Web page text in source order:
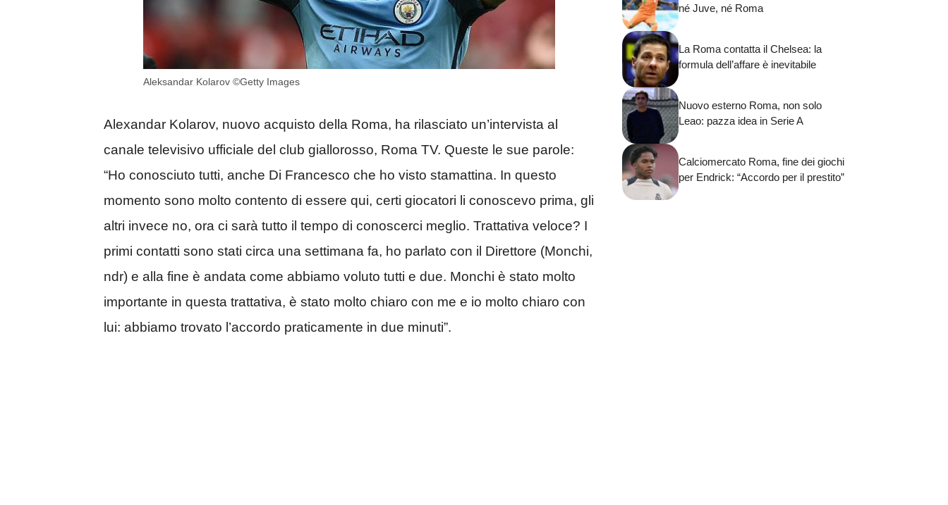
Aleksandar Kolarov ©Getty Images
Alexandar Kolarov, nuovo acquisto della Roma, ha rilasciato un’intervista al
canale televisivo ufficiale del club giallorosso, Roma TV. Queste le sue parole:
“Ho conosciuto tutti, anche Di Francesco che ho visto stamattina. In questo
momento sono molto contento di essere qui, certi giocatori li conoscevo prima, gli
altri invece no, ora ci sarà tutto il tempo di conoscerci meglio. Trattativa veloce? I
primi contatti sono stati circa una settimana fa, ho parlato con il Direttore (Monchi,
ndr) e alla fine è andata come abbiamo voluto tutti e due. Monchi è stato molto
importante in questa trattativa, è stato molto chiaro con me e io molto chiaro con
lui: abbiamo trovato l’accordo praticamente in due minuti”.
né Juve, né Roma
La Roma contatta il Chelsea: la
formula dell’affare è inevitabile
Nuovo esterno Roma, non solo
Leao: pazza idea in Serie A
Calciomercato Roma, fine dei giochi
per Endrick: “Accordo per il prestito”